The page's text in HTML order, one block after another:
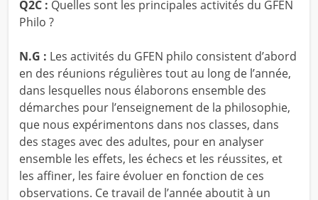
Q2C : Quelles sont les principales activités du GFEN
Philo ?
N.G : Les activités du GFEN philo consistent d’abord
en des réunions régulières tout au long de l’année,
dans lesquelles nous élaborons ensemble des
démarches pour l’enseignement de la philosophie,
que nous expérimentons dans nos classes, dans
des stages avec des adultes, pour en analyser
ensemble les effets, les échecs et les réussites, et
les affiner, les faire évoluer en fonction de ces
observations. Ce travail de l’année aboutit à un